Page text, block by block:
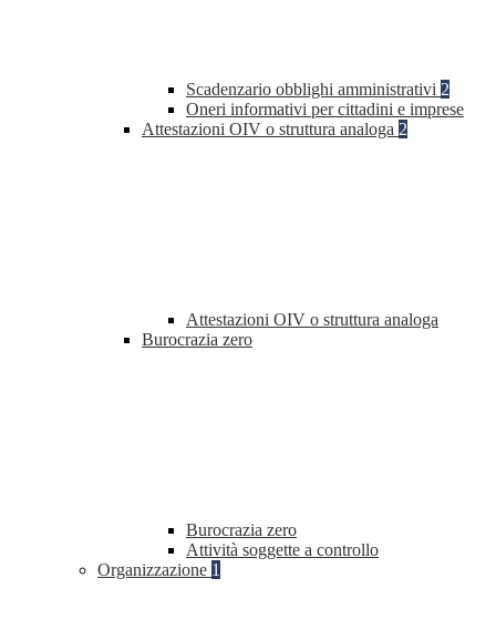
Scadenzario obblighi amministrativi 2
Oneri informativi per cittadini e imprese
Attestazioni OIV o struttura analoga 2
Attestazioni OIV o struttura analoga
Burocrazia zero
Burocrazia zero
Attività soggette a controllo
Organizzazione 1